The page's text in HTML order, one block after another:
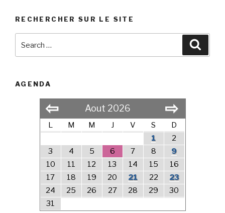
RECHERCHER SUR LE SITE
for:
AGENDA
⇦ Aout 2026 ⇨
L M M J V S
D
1
2
3
4 5 6 7 8
9
10
11 12 13 14 15
16
17
18 19 20 21 22
23
24
25 26 27 28 29
30
31